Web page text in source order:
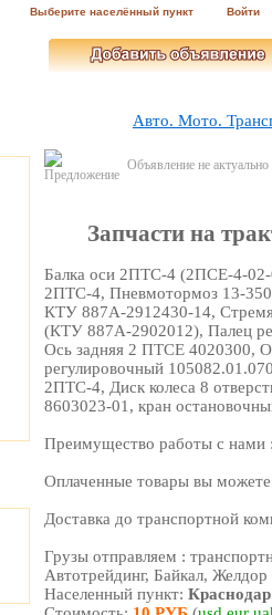
Выберите населённый пункт Войти
Авто. Мото.
Объявление не
Запчасти на
Балка оси 2ПТС-4 (2ПСЕ-4-
2ПТС-4, Пневмотормоз 13-
КТУ 887А-2912430-14,
(КТУ 887А-2902012), Палец
Ось задняя 2 ПТСЕ 4020300,
регулировочный
2ПТС-4, Диск колеса 8
8603023-01, кран
Преимущество работы с нами
Оплаченные товары вы
Доставка до транспортной
Грузы отправляем :
Автотрейдинг, Байкал,
Населенный пункт:Краснодар